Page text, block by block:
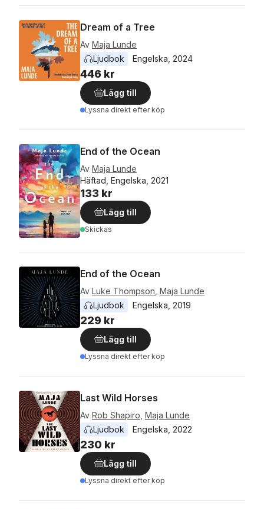
Dream of a Tree
Av Maja Lunde
Ljudbok
Engelska 2024
446 kr
Lägg till
Lyssna direkt efter köp
End of the Ocean
Av Maja Lunde
Häftad, Engelska, 2021
133 kr
Lägg till
Skickas
End of the Ocean
Av Luke Thompson Maja Lunde
Ljudbok
Engelska 2019
229 kr
Lägg till
Lyssna direkt efter köp
Last Wild Horses
Av Rob Shapiro Maja Lunde
Ljudbok
Engelska 2022
230 kr
Lägg till
Lyssna direkt efter köp